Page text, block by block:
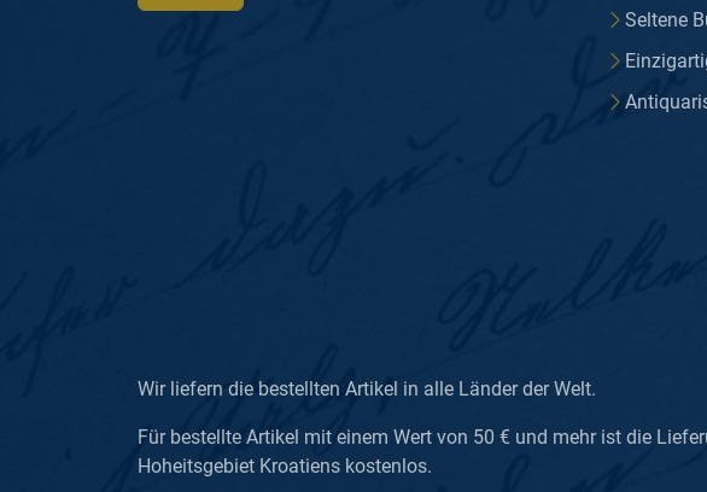
Seltene
Wir liefern die bestellten Artikel in alle Länder der Welt.
Für bestellte Artikel mit einem Wert von 50 € und mehr ist die
Hoheitsgebiet Kroatiens kostenlos.